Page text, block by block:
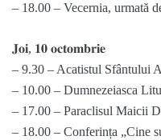
– 18.00 – Vecernia, urmată
𝐉𝐨𝐢, 𝟏𝟎 𝐨𝐜𝐭𝐨𝐦𝐛𝐫𝐢𝐞
– 9.30 – Acatistul Sfântului
– 10.00 – Dumnezeiasca
– 17.00 – Paraclisul Maicii
– 18.00 – Conferința „Cine